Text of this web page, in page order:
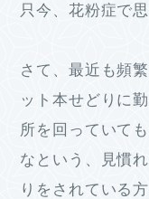
只今、花粉症で
さて、最近も頻
ット本せどりに
所を回っていて
なという、見慣
りをされている